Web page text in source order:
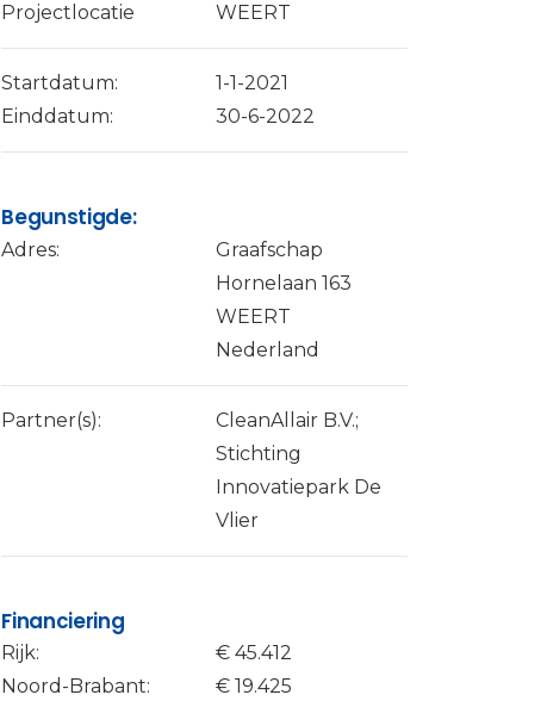
Projectlocatie WEERT
Startdatum:
1-1-2021
Einddatum:
30-6-2022
Begunstigde:
Adres:
Graafschap
Hornelaan 163
WEERT
Nederland
Partner(s):
CleanAllair B.V.;
Stichting
Innovatiepark De
Vlier
Financiering
Rijk:
€ 45.412
Noord-Brabant:
€ 19.425